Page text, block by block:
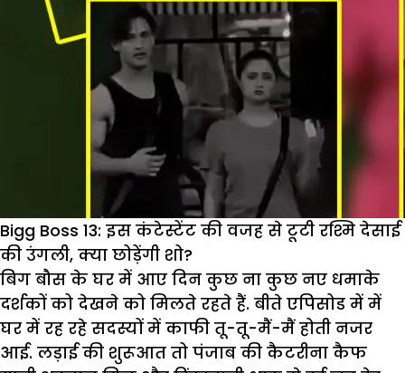
कदम
Bigg Boss 13: इस कंटेस्टेंट की वजह से टूटी रश्मि देसाई
की उंगली, क्या छोड़ेंगी शो?
बिग बौस के घर में आए दिन कुछ ना कुछ नए धमाके
दर्शकों को देखने को मिलते रहते हैं. बीते एपिसोड में में
घर में रह रहे सदस्यों में काफी तू-तू-मैं-मैं होती नजर
आई. लड़ाई की शुरूआत तो पंजाब की कैटरीना कैफ